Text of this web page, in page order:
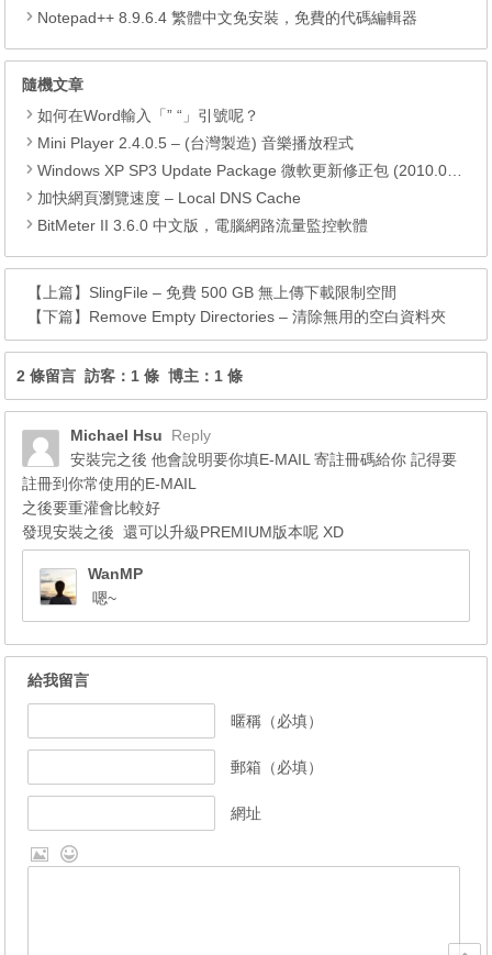
Notepad++ 8.9.6.4 繁體中文免安裝，免費的代碼編輯器
隨機文章
如何在Word輸入「” “」引號呢？
Mini Player 2.4.0.5 – (台灣製造) 音樂播放程式
Windows XP SP3 Update Package 微軟更新修正包 (2010.08月份)
加快網頁瀏覽速度 – Local DNS Cache
BitMeter II 3.6.0 中文版，電腦網路流量監控軟體
【上篇】 SlingFile – 免費 500 GB 無上傳下載限制空間
【下篇】 Remove Empty Directories – 清除無用的空白資料夾
2 條留言 訪客：1 條 博主：1 條
Michael Hsu
Reply
安裝完之後 他會說明要你填E-MAIL 寄註冊碼給你 記得要
註冊到你常使用的E-MAIL
之後要重灌會比較好
發現安裝之後 還可以升級PREMIUM版本呢 XD
WanMP
嗯~
給我留言
暱稱（必填）
郵箱（必填）
網址